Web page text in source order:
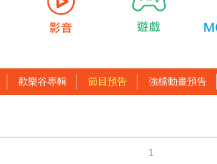
歡樂谷專輯 節目預告 強檔動畫預告
1